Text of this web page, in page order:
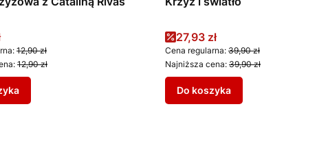
12,90 zł
12,90 zł
Cena promocyjna
27,93 zł
Cena regularna: 39,90 zł
Najniższa cena: 39,90 zł
Do koszyka